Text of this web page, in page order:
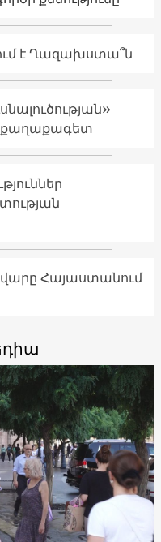
է Ղազախստա՞ն
քաղաքագետ
Հայաստանում